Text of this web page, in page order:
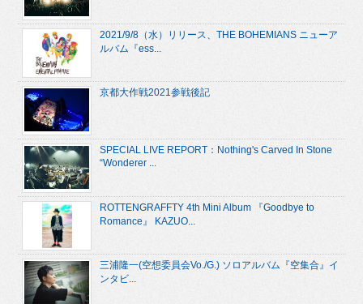
2021/9/8（水）リリース、THE BOHEMIANS ニューア
ルバム『ess...
京都大作戦2021参戦後記
SPECIAL LIVE REPORT：Nothing's Carved In Stone
“Wonderer ...
ROTTENGRAFFTY 4th Mini Album 『Goodbye to
Romance』 KAZUO...
三浦隆一(空想委員会Vo./G.) ソロアルバム『空集合』イ
ンタビ...